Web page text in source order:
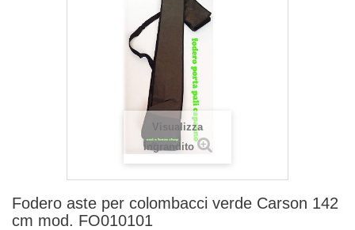
Visualizza
ingrandito
Fodero aste per colombacci verde Carson 142
cm mod. FO010101